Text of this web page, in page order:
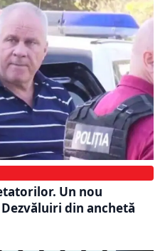
Un nou
din anchetă